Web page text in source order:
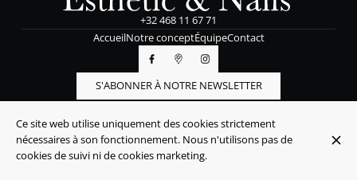
+32 468 11 67 71
AccueilNotre conceptÉquipeContact
S'ABONNER À NOTRE NEWSLETTER
© Phuong Esthetic & Nails 2026
Mentions légales
Protection des données
Paramètres des cookies
Ce site web utilise uniquement des cookies strictement
nécessaires à son fonctionnement. Nous n'utilisons pas de
cookies de suivi ni de cookies marketing.